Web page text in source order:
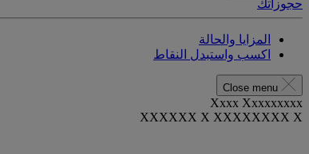
حجوزاتك
المزايا والحالة
اكسب واستبدل النقاط
Close menu
Xxxx Xxxxxxxxx
XXXXXX X XXXXXXXX X